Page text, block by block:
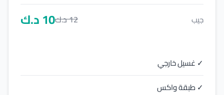
جيب 12د.ك10د.ك
✓ غسيل خارجي
✓ طبقة واكس